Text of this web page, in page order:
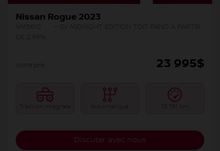
Nissan Rogue 2023
Votre prix 23 995$
Traction intégrale Automatique 73 781 km
Discuter avec nous